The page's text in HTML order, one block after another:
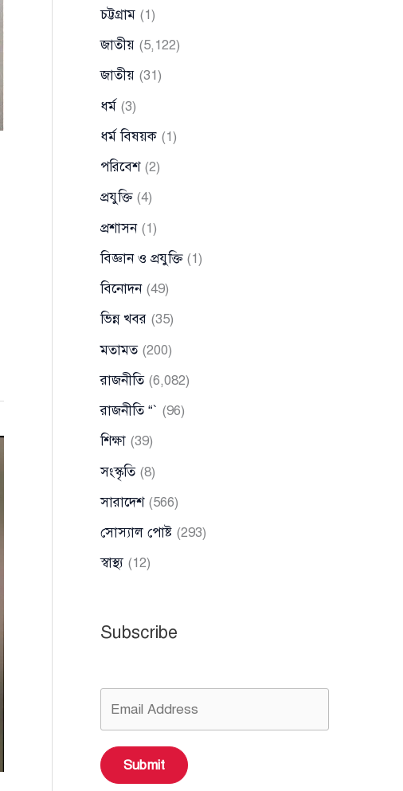
চট্টগ্রাম (1)
জাতীয় (5,122)
জাতীয় (31)
ধর্ম (3)
ধর্ম বিষয়ক (1)
পরিবেশ(2)
প্রযুক্তি(4)
প্রশাসন(1)
বিজ্ঞান ও প্রযুক্তি(1)
বিনোদন(49)
ভিন্ন খবর (35)
মতামত(200)
রাজনীতি(6,082)
রাজনীতি “` (96)
শিক্ষা (39)
সংস্কৃতি(8)
সারাদেশ(566)
সোস্যাল পোষ্ট (293)
স্বাস্থ্য (12)
Subscribe
Submit